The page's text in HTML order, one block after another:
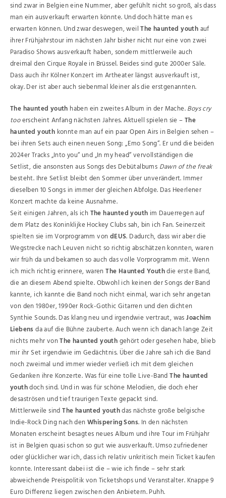
sind zwar in Belgien eine Nummer, aber gefühlt nicht so groß, als dass
man ein ausverkauft erwarten könnte. Und doch hätte man es
erwarten können. Und zwar deswegen, weilThe haunted youthauf
ihrer Frühjahrstour im nächsten Jahr bisher nicht nur eine von zwei
Paradiso Shows ausverkauft haben, sondern mittlerweile auch
dreimal den Cirque Royale in Brüssel. Beides sind gute 2000er Säle.
Dass auch ihr Kölner Konzert im Artheater längst ausverkauft ist,
okay. Der ist aber auch siebenmal kleiner als die erstgenannten.
The haunted youth haben ein zweites Album in der Mache.Boys cry
tooerscheint Anfang nächsten Jahres. Aktuell spielen sie –The
haunted youth konnte man auf ein paar Open Airs in Belgien sehen –
bei ihren Sets auch einen neuen Song: „Emo Song“. Er und die beiden
2024er Tracks „Into you“ und „In my head“ vervollständigen die
Setlist, die ansonsten aus Songs des Debütalbums Dawn of the freak
besteht. Ihre Setlist bleibt den Sommer über unverändert. Immer
dieselben 10 Songs in immer der gleichen Abfolge. Das Heerlener
Konzert machte da keine Ausnahme.
Seit einigen Jahren, als ichThe haunted youth im Dauerregen auf
dem Platz des Koninklijke Hockey Clubs sah, bin ich Fan. Seinerzeit
spielten sie im Vorprogramm vondEUS. Dadurch, dass wir aber die
Wegstrecke nach Leuven nicht so richtig abschätzen konnten, waren
wir früh da und bekamen so auch das volle Vorprogramm mit. Wenn
ich mich richtig erinnere, warenThe Haunted Youthdie erste Band,
die an diesem Abend spielte. Obwohl ich keinen der Songs der Band
kannte, ich kannte die Band noch nicht einmal, war ich sehr angetan
von den 1980er, 1990er Rock-Gothic Gitarren und den dichten
Synthie Sounds. Das klang neu und irgendwie vertraut, wasJoachim
Liebens da auf die Bühne zauberte. Auch wenn ich danach lange Zeit
nichts mehr vonThe haunted youthgehört oder gesehen habe, blieb
mir ihr Set irgendwie im Gedächtnis. Über die Jahre sah ich die Band
noch zweimal und immer wieder verließ ich mit dem gleichen
Gedanken ihre Konzerte. Was für eine tolle Live-BandThe haunted
youthdoch sind. Und in was für schöne Melodien, die doch eher
desaströsen und tief traurigen Texte gepackt sind.
Mittlerweile sindThe haunted youthdas nächste große belgische
Indie-Rock Ding nach denWhispering Sons. In den nächsten
Monaten erscheint besagtes neues Album und ihre Tour im Frühjahr
ist in Belgien quasi schon so gut wie ausverkauft. Umso zufriedener
oder glücklicher war ich, dass ich relativ unkritisch mein Ticket kaufen
konnte. Interessant dabei ist die – wie ich finde – sehr stark
abweichende Preispolitik von Ticketshops und Veranstalter. Knappe 9
Euro Differenz liegen zwischen den Anbietern. Puhh.